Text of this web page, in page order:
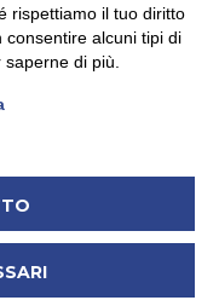
rispettiamo il tuo diritto
consentire alcuni tipi di
di più.